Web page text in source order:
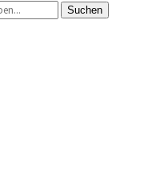
Suchen